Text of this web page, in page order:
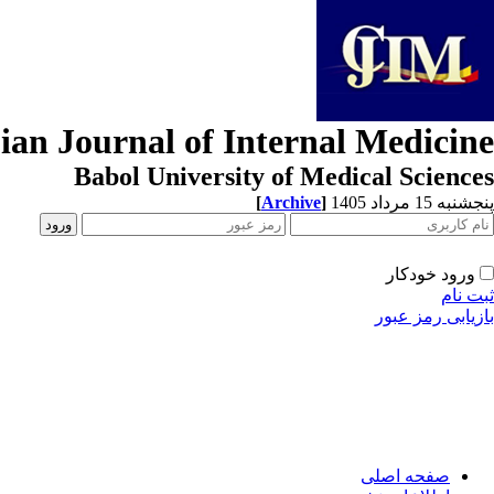
Journal of Internal Medicine
Babol University of Medical Sciences
پنجشنبه 15 مرداد 1405 [Archive]
ورود خودکار
ثبت نام
بازیابی رمز عبور
صفحه اصلی